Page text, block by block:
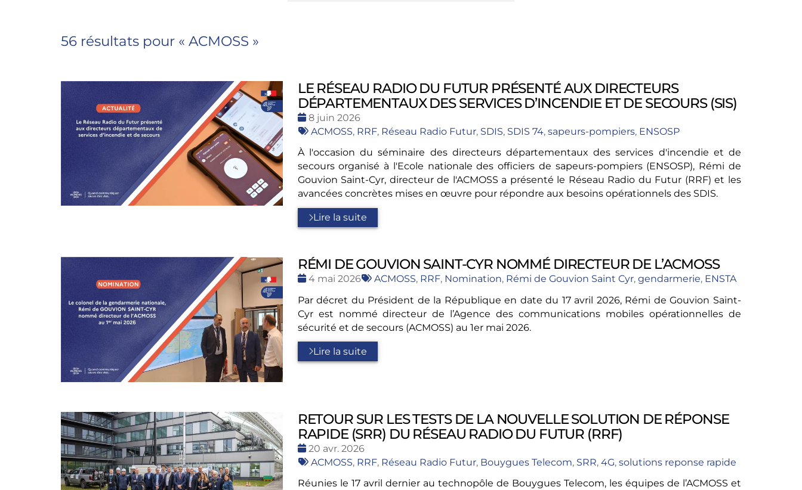
56 résultats pour « ACMOSS »
LE RÉSEAU RADIO DU FUTUR PRÉSENTÉ AUX DIRECTEURS
DÉPARTEMENTAUX DES SERVICES D’INCENDIE ET DE SECOURS (SIS)
Date
:
8 juin 2026
Tags
ACMOSS, RRF, Réseau Radio Futur, SDIS, SDIS 74, sapeurs-pompiers, ENSOSP
À l'occasion du séminaire des directeurs départementaux des services d'incendie et de
secours organisé à l'Ecole nationale des officiers de sapeurs-pompiers (ENSOSP), Rémi de
Gouvion Saint-Cyr, directeur de l'ACMOSS a présenté le Réseau Radio du Futur (RRF) et les
avancées concrètes mises en œuvre pour répondre aux besoins opérationnels des SDIS.
Lire la suite
RÉMI DE GOUVION SAINT-CYR NOMMÉ DIRECTEUR DE L’ACMOSS
Date
4 mai 2026
Tags
ACMOSS, RRF, Nomination, Rémi de Gouvion Saint Cyr, gendarmerie, ENSTA
Par décret du Président de la République en date du 17 avril 2026, Rémi de Gouvion Saint-
Cyr est nommé directeur de l’Agence des communications mobiles opérationnelles de
sécurité et de secours (ACMOSS) au 1er mai 2026.
Lire la suite
RETOUR SUR LES TESTS DE LA NOUVELLE SOLUTION DE RÉPONSE
RAPIDE (SRR) DU RÉSEAU RADIO DU FUTUR (RRF)
Date
:
20 avr. 2026
Tags
ACMOSS, RRF, Réseau Radio Futur, Bouygues Telecom, SRR, 4G, solutions reponse rapide
Réunies le 17 avril dernier au technopôle de Bouygues Telecom, les équipes de l’ACMOSS et